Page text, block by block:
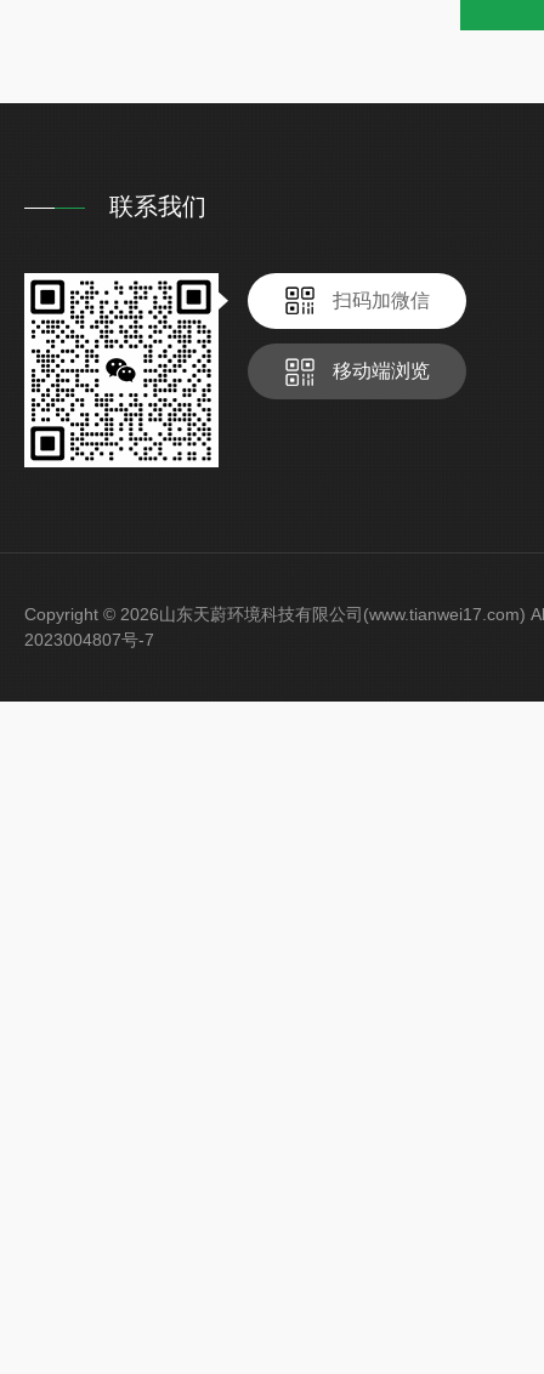
联系我们
扫码加微信
移动端浏览
Copyright © 2026山东天蔚环境科技有限公司(www.tianwei17.com)
2023004807号-7